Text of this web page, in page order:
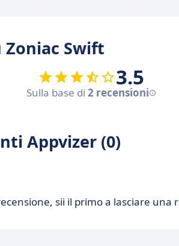
Swift
3.5
Sulla base di 2 recensioni
Appvizer (0)
sii il primo a lasciare una